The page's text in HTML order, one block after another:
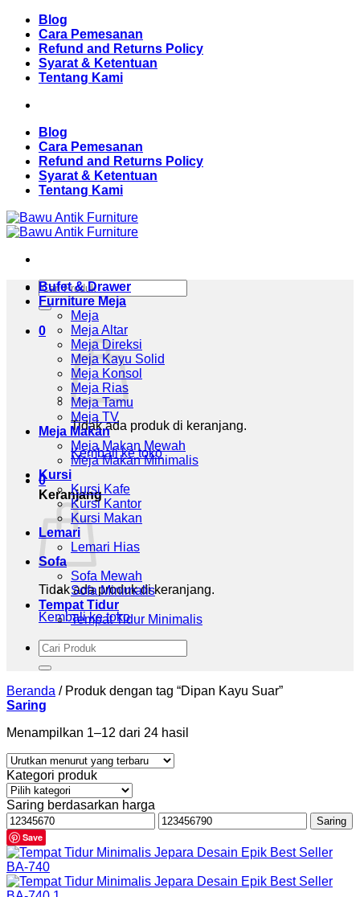
Skip
content
Blog
Cara Pemesanan
Refund and Returns Policy
Syarat & Ketentuan
Tentang Kami
Blog
Cara Pemesanan
Refund and Returns Policy
Syarat & Ketentuan
Tentang Kami
Pencarian
untuk:
0
Tidak ada produk di keranjang.
Kembali ke toko
0
Keranjang
Tidak ada produk di keranjang.
Kembali ke toko
Bufet & Drawer
Furniture Meja
Meja
Meja Altar
Meja Direksi
Meja Kayu Solid
Meja Konsol
Meja Rias
Meja Tamu
Meja TV
Meja Makan
Meja Makan Mewah
Meja Makan Minimalis
Kursi
Kursi Kafe
Kursi Kantor
Kursi Makan
Lemari
Lemari Hias
Sofa
Sofa Mewah
Sofa Minimalis
Tempat Tidur
Tempat Tidur Minimalis
Pencarian
untuk:
Beranda /Produk dengan tag “Dipan Kayu Suar”
Saring
Menampilkan 1–12 dari 24 hasil
Kategori produk
Saring berdasarkan harga
Harga
terendah
Harga
tertinggi
Saring
Save